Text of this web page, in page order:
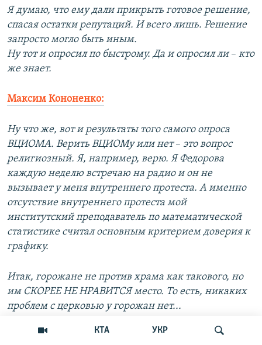
КТА УКР
Я думаю, что ему дали прикрыть готовое решение,
спасая остатки репутаций. И всего лишь. Решение
запросто могло быть иным.
Ну тот и опросил по быстрому. Да и опросил ли–​ кто
же знает.
Максим Кононенко:
Ну что же, вот и результаты того самого опроса
ВЦИОМА. Верить ВЦИОМу или нет–​ это вопрос
религиозный. Я, например, верю. Я Федорова
каждую неделю встречаю на радио и он не
вызывает у меня внутреннего протеста. А именно
отсутствие внутреннего протеста мой
институтский преподаватель по математической
статистике считал основным критерием доверия к
графику.
Итак, горожане не против храма как такового, но
им СКОРЕЕ НЕ НРАВИТСЯ место. То есть, никаких
проблем с церковью у горожан нет...
Ну то есть для меня лично эта ситуация выглядит